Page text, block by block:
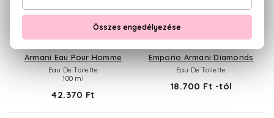
Armani Eau Pour Homme
Eau De Toilette
100 ml
42.370 Ft
Emporio Armani Diamonds
Eau De Toilette
18.700 Ft -tól